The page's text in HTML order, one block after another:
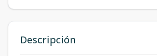
Descripción